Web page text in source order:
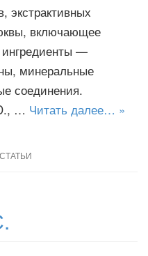
экстрактивных
включающее
ингредиенты —
минеральные
соединения.
… Читать далее… »